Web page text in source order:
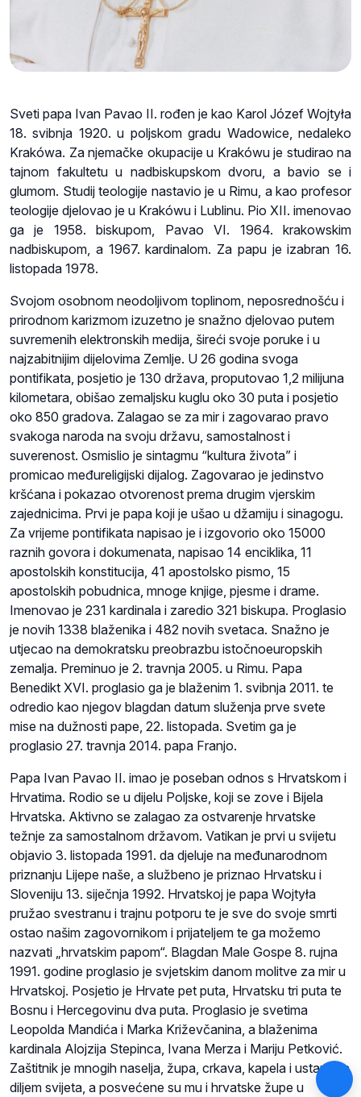
Sveti papa Ivan Pavao II. rođen je kao Karol Józef Wojtyła
18. svibnja 1920. u poljskom gradu Wadowice, nedaleko
Krakówa. Za njemačke okupacije u Krakówu je studirao na
tajnom fakultetu u nadbiskupskom dvoru, a bavio se i
glumom. Studij teologije nastavio je u Rimu, a kao profesor
teologije djelovao je u Krakówu i Lublinu. Pio XII. imenovao
ga je 1958. biskupom, Pavao VI. 1964. krakowskim
nadbiskupom, a 1967. kardinalom. Za papu je izabran 16.
listopada 1978.
Svojom osobnom neodoljivom toplinom, neposrednošću i
prirodnom karizmom izuzetno je snažno djelovao putem
suvremenih elektronskih medija, šireći svoje poruke i u
najzabitnijim dijelovima Zemlje. U 26 godina svoga
pontifikata, posjetio je 130 država, proputovao 1,2 milijuna
kilometara, obišao zemaljsku kuglu oko 30 puta i posjetio
oko 850 gradova. Zalagao se za mir i zagovarao pravo
svakoga naroda na svoju državu, samostalnost i
suverenost. Osmislio je sintagmu “kultura života” i
promicao međureligijski dijalog. Zagovarao je jedinstvo
kršćana i pokazao otvorenost prema drugim vjerskim
zajednicima. Prvi je papa koji je ušao u džamiju i sinagogu.
Za vrijeme pontifikata napisao je i izgovorio oko 15000
raznih govora i dokumenata, napisao 14 enciklika, 11
apostolskih konstitucija, 41 apostolsko pismo, 15
apostolskih pobudnica, mnoge knjige, pjesme i drame.
Imenovao je 231 kardinala i zaredio 321 biskupa. Proglasio
je novih 1338 blaženika i 482 novih svetaca. Snažno je
utjecao na demokratsku preobrazbu istočnoeuropskih
zemalja. Preminuo je 2. travnja 2005. u Rimu. Papa
Benedikt XVI. proglasio ga je blaženim 1. svibnja 2011. te
odredio kao njegov blagdan datum služenja prve svete
mise na dužnosti pape, 22. listopada. Svetim ga je
proglasio 27. travnja 2014. papa Franjo.
Papa Ivan Pavao II. imao je poseban odnos s Hrvatskom i
Hrvatima. Rodio se u dijelu Poljske, koji se zove i Bijela
Hrvatska. Aktivno se zalagao za ostvarenje hrvatske
težnje za samostalnom državom. Vatikan je prvi u svijetu
objavio 3. listopada 1991. da djeluje na međunarodnom
priznanju Lijepe naše, a službeno je priznao Hrvatsku i
Sloveniju 13. siječnja 1992. Hrvatskoj je papa Wojtyła
pružao svestranu i trajnu potporu te je sve do svoje smrti
ostao našim zagovornikom i prijateljem te ga možemo
nazvati „hrvatskim papom“. Blagdan Male Gospe 8. rujna
1991. godine proglasio je svjetskim danom molitve za mir u
Hrvatskoj. Posjetio je Hrvate pet puta, Hrvatsku tri puta te
Bosnu i Hercegovinu dva puta. Proglasio je svetima
Leopolda Mandića i Marka Križevčanina, a blaženima
kardinala Alojzija Stepinca, Ivana Merza i Mariju Petković.
Zaštitnik je mnogih naselja, župa, crkava, kapela i ustanova
diljem svijeta, a posvećene su mu i hrvatske župe u